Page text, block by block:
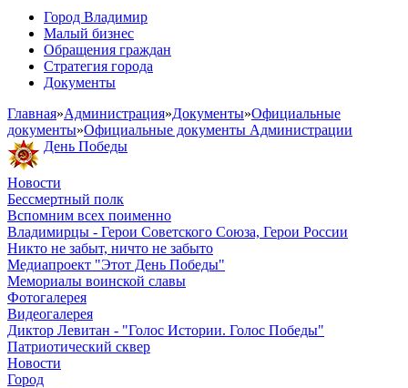
Город Владимир
Малый бизнес
Обращения граждан
Стратегия города
Документы
Главная»Администрация»Документы»Официальные
документы»Официальные документы Администрации
День Победы
Новости
Бессмертный полк
Вспомним всех поименно
Владимирцы - Герои Советского Союза, Герои России
Никто не забыт, ничто не забыто
Медиапроект "Этот День Победы"
Мемориалы воинской славы
Фотогалерея
Видеогалерея
Диктор Левитан - "Голос Истории. Голос Победы"
Патриотический сквер
Новости
Город